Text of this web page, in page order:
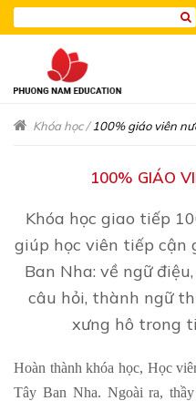
Khóa học/ 100% giáo viên
100% GIÁO
Khóa học giao tiếp
giúp học viên tiếp cận
Ban Nha: về ngữ
câu hỏi, thành ngữ
xưng hô trong
Hoàn thành khóa học, Học
Tây Ban Nha. Ngoài ra,